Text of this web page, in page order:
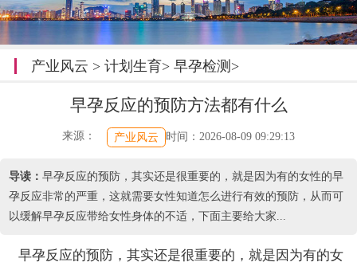
产业风云 > 计划生育> 早孕检测 >
早孕反应的预防方法都有什么
来源： 产业风云 时间：2026-08-09 09:29:13
导读： 早孕反应的预防，其实还是很重要的，就是因为有的女性的早
孕反应非常的严重，这就需要女性知道怎么进行有效的预防，从而可
以缓解早孕反应带给女性身体的不适，下面主要给大家...
早孕反应的预防，其实还是很重要的，就是因为有的女